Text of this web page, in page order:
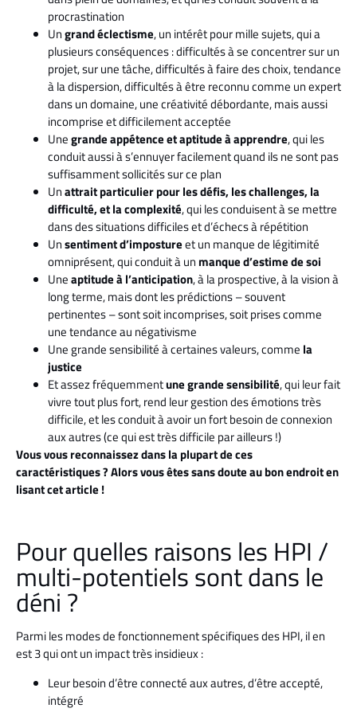
procrastination
Ungrand éclectisme, un intérêt pour mille sujets, qui a
plusieurs conséquences : difficultés à se concentrer sur un
projet, sur une tâche, difficultés à faire des choix, tendance
à la dispersion, difficultés à être reconnu comme un expert
dans un domaine, une créativité débordante, mais aussi
incomprise et difficilement acceptée
Unegrande appétence et aptitude à apprendre, qui les
conduit aussi à s’ennuyer facilement quand ils ne sont pas
suffisamment sollicités sur ce plan
Unattrait particulier pour les défis, les challenges, la
difficulté, et la complexité, qui les conduisent à se mettre
dans des situations difficiles et d’échecs à répétition
Unsentiment d’impostureet un manque de légitimité
omniprésent, qui conduit à un manque d’estime de soi
Uneaptitude à l’anticipation, à la prospective, à la vision à
long terme, mais dont les prédictions – souvent
pertinentes – sont soit incomprises, soit prises comme
une tendance au négativisme
Une grande sensibilité à certaines valeurs, comme la
justice
Et assez fréquemmentune grande sensibilité, qui leur fait
vivre tout plus fort, rend leur gestion des émotions très
difficile, et les conduit à avoir un fort besoin de connexion
aux autres (ce qui est très difficile par ailleurs !)
Vous vous reconnaissez dans la plupart de ces
caractéristiques ? Alors vous êtes sans doute au bon endroit en
lisant cet article !
Pour quelles raisons les HPI /
multi-potentiels sont dans le
déni ?
Parmi les modes de fonctionnement spécifiques des HPI, il en
est 3 qui ont un impact très insidieux :
Leur besoin d’être connecté aux autres, d’être accepté,
intégré